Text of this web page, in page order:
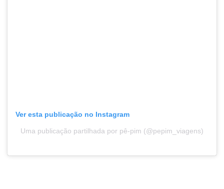
Ver esta publicação no Instagram
Uma publicação partilhada por pê-pim (@pepim_viagens)